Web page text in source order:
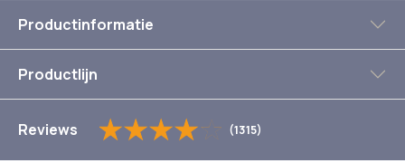
Productinformatie
Productlijn
Reviews (1315)